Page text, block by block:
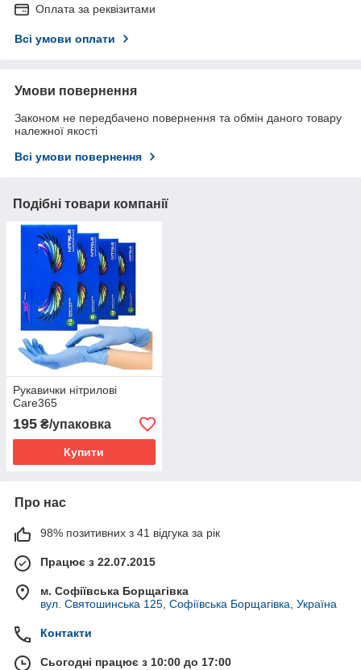
Оплата за реквізитами
Всі умови оплати
Умови повернення
Законом не передбачено повернення та обмін даного товару
належної якості
Всі умови повернення
Подібні товари компанії
Рукавички нітрилові
Care365
195 ₴/упаковка
Купити
Про нас
98% позитивних з 41 відгука за рік
Працює з 22.07.2015
м. Софіївська Борщагівка
вул. Святошинська 125, Софіївська Борщагівка, Україна
Контакти
Сьогодні працює з 10:00 до 17:00